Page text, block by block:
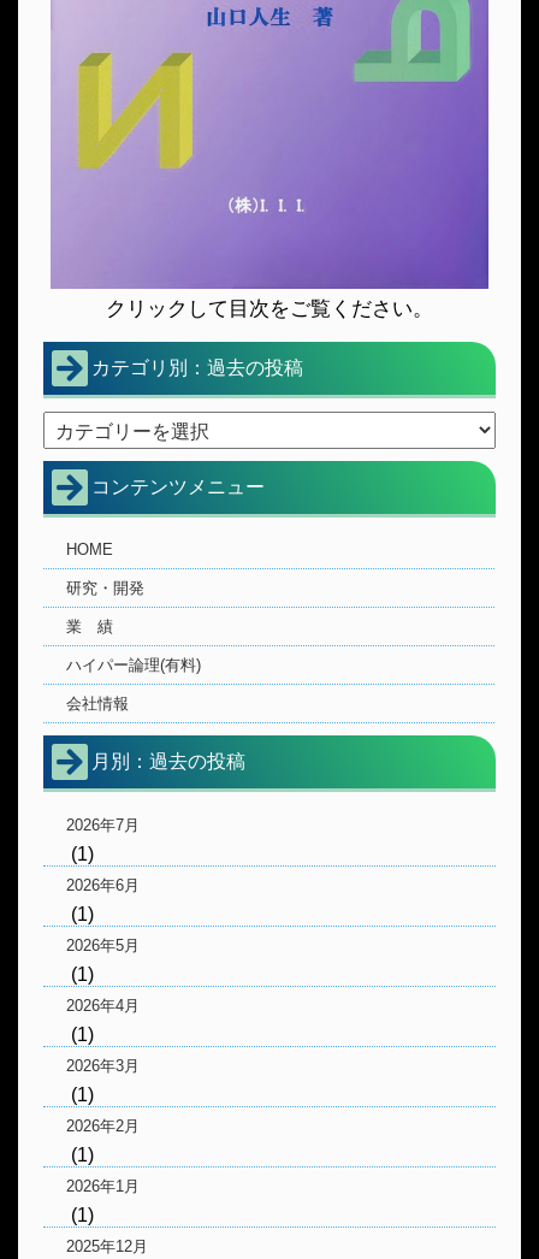
クリックして目次をご覧ください。
カテゴリ別：過去の投稿
コンテンツメニュー
HOME
研究・開発
業 績
ハイパー論理(有料)
会社情報
月別：過去の投稿
2026年7月
(1)
2026年6月
(1)
2026年5月
(1)
2026年4月
(1)
2026年3月
(1)
2026年2月
(1)
2026年1月
(1)
2025年12月